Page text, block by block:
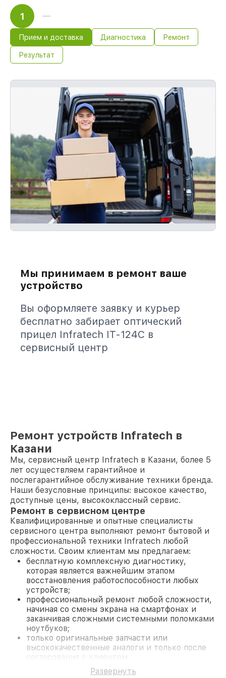
1
Прием и доставка Диагностика Ремонт
Результат
Мы принимаем в ремонт ваше
устройство
Вы оформляете заявку и курьер
бесплатно забирает оптический
прицел Infratech IT-124C в
сервисный центр
Ремонт устройств Infratech в
Казани
Мы, сервисный центр Infratech в Казани, более 5
лет осуществляем гарантийное и
послегарантийное обслуживание техники бренда.
Наши безусловные принципы: высокое качество,
доступные цены, высококлассный сервис.
Ремонт в сервисном центре
Квалифицированные и опытные специалисты
сервисного центра выполняют ремонт бытовой и
профессиональной техники Infratech любой
сложности. Своим клиентам мы предлагаем:
бесплатную комплексную диагностику,
которая является важнейшим этапом
восстановления работоспособности любых
устройств;
профессиональный ремонт любой сложности,
начиная со смены экрана на смартфонах и
заканчивая сложными системными поломками
ноутбуков;
только оригинальные запчасти или
высококачественные аналоги и только после
согласования с клиентом.
На все работы и замененные комплектующие
Развернуть